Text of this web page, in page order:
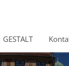
GESTALT